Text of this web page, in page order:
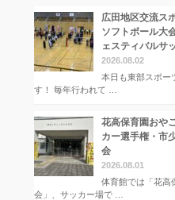
広田地区交流ス
ソフトボール大
ェスティバルサ
2026.08.02
本日も東部スポー
す！ 毎年行われて …
花高保育園おや
カー選手権・市
会
2026.08.01
体育館では「花高
会」、サッカー場で …